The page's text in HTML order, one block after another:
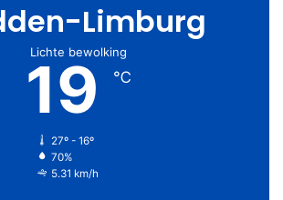
Limburg
Lichte bewolking
19 ℃
27º - 16º
70%
5.31 km/h